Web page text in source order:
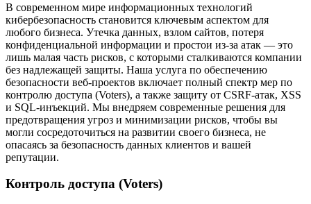
В современном мире информационных технологий
кибербезопасность становится ключевым аспектом для
любого бизнеса. Утечка данных, взлом сайтов, потеря
конфиденциальной информации и простои из-за атак — это
лишь малая часть рисков, с которыми сталкиваются компании
без надлежащей защиты. Наша услуга по обеспечению
безопасности веб-проектов включает полный спектр мер по
контролю доступа (Voters), а также защиту от CSRF-атак, XSS
и SQL-инъекций. Мы внедряем современные решения для
предотвращения угроз и минимизации рисков, чтобы вы
могли сосредоточиться на развитии своего бизнеса, не
опасаясь за безопасность данных клиентов и вашей
репутации.
Контроль доступа (Voters)